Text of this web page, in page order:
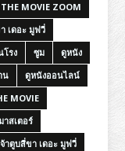
MOVIE ZOOM
เดอะ มูฟวี่
โรง ซูม
ดูหนัง
น
ดูหนังออนไลน์
MOVIE
าสเตอร์
าตูบสี่ขา เดอะ มูฟวี่